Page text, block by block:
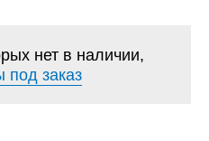
нет в наличии,
под заказ